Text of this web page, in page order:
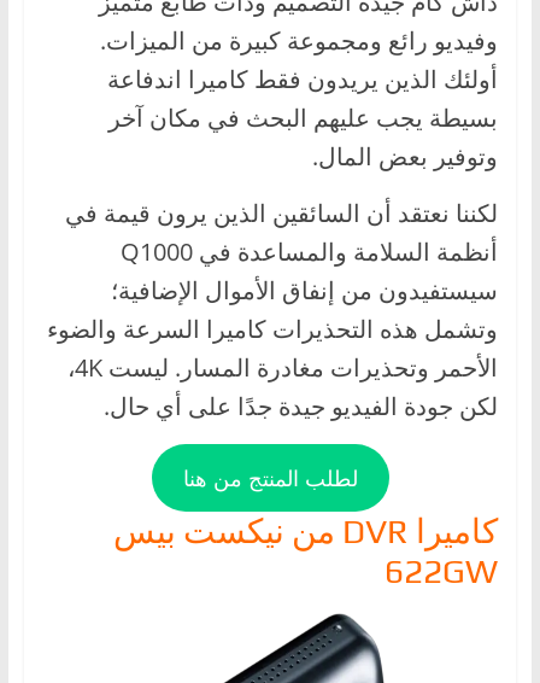
وفيديو رائع ومجموعة كبيرة من الميزات.
أولئك الذين يريدون فقط كاميرا اندفاعة
بسيطة يجب عليهم البحث في مكان آخر
وتوفير بعض المال.
لكننا نعتقد أن السائقين الذين يرون قيمة في
أنظمة السلامة والمساعدة في Q1000
سيستفيدون من إنفاق الأموال الإضافية؛
وتشمل هذه التحذيرات كاميرا السرعة والضوء
الأحمر وتحذيرات مغادرة المسار. ليست 4K،
لكن جودة الفيديو جيدة جدًا على أي حال.
لطلب المنتج من هنا
كاميرا DVR من نيكست بيس
622GW